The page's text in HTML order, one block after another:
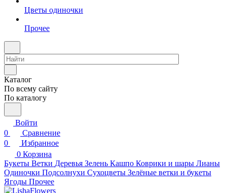
Цветы одиночки
Прочее
Каталог
По всему сайту
По каталогу
Войти
0
Сравнение
0
Избранное
0 Корзина
Букеты Ветки Деревья Зелень Кашпо Коврики и шары Лианы
Одиночки Подсолнухи Сухоцветы Зелёные ветки и букеты
Ягоды Прочее